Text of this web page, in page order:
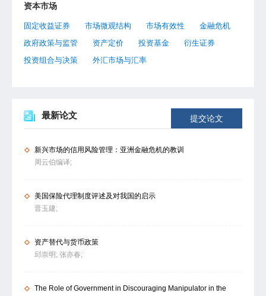
资本市场
固定收益证券 市场微观结构 市场有效性
金融危机
政府政策与监管
资产定价 投资基金
衍生证券
投资组合与决策
外汇市场与汇率
提交论文
最新论文
新兴市场的信用风险管理：亚洲金融危机的教训
周云伯编译;
美国保险代理制度评述及对我国的启示
晋玉建;
资产替代与货币政策
邱崇明; 张亦春;
The Role of Government in Discouraging Manipulator in the